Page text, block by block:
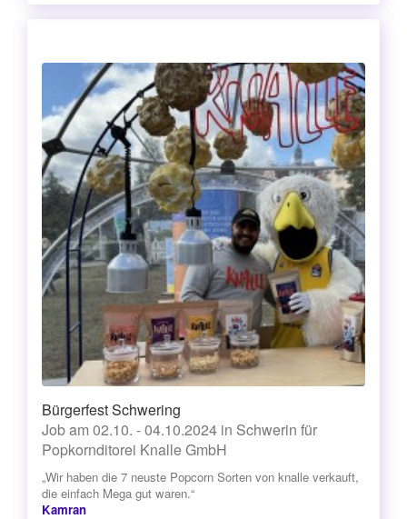
Bürgerfest Schwering
Job am 02.10. - 04.10.2024 in Schwerin für
Popkornditorei Knalle GmbH
„Wir haben die 7 neuste Popcorn Sorten von knalle verkauft,
die einfach Mega gut waren.“
Kamran